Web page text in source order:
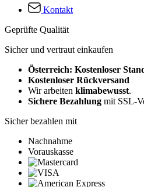
Kontakt
Geprüfte Qualität
Sicher und vertraut einkaufen
Österreich: Kostenloser
Kostenloser Rückversand
Wir arbeiten klimabewusst.
Sichere Bezahlung mit SSL-
Sicher bezahlen mit
Nachnahme
Vorauskasse